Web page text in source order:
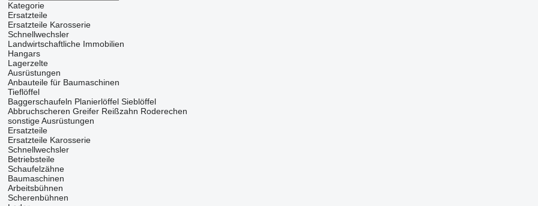
Kategorie
Ersatzteile
Ersatzteile Karosserie
Schnellwechsler
Landwirtschaftliche Immobilien
Hangars
Lagerzelte
Ausrüstungen
Anbauteile für Baumaschinen
Tieflöffel
Baggerschaufeln Planierlöffel Sieblöffel
Abbruchscheren Greifer Reißzahn Roderechen
sonstige Ausrüstungen
Ersatzteile
Ersatzteile Karosserie
Schnellwechsler
Betriebsteile
Schaufelzähne
Baumaschinen
Arbeitsbühnen
Scherenbühnen